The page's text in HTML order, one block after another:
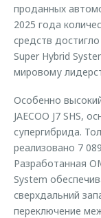
проданных
2025 года
средств
Super Hybrid
мировому
Особенно
JAECOO J7 SHS,
супергибрида.
реализовано 7
Разработанная
System
сверхдальний
переключение